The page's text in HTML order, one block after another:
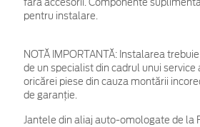
fără accesorii. Componente
pentru instalare.
NOTĂ IMPORTANTĂ: Instalarea
de un specialist din cadrul unui service
oricărei piese din cauza montării
de garanţie.
Jantele din aliaj auto-omologate de la